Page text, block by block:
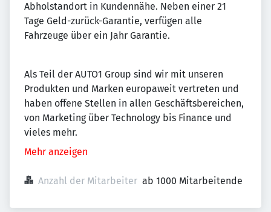
Abholstandort in Kundennähe. Neben einer 21
Tage Geld-zurück-Garantie, verfügen alle
Fahrzeuge über ein Jahr Garantie.
Als Teil der AUTO1 Group sind wir mit unseren
Produkten und Marken europaweit vertreten und
haben offene Stellen in allen Geschäftsbereichen,
von Marketing über Technology bis Finance und
vieles mehr.
Mehr anzeigen
Anzahl der Mitarbeiter ab 1000 Mitarbeitende